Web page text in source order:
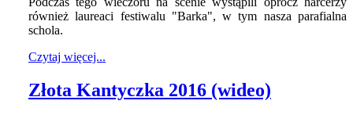
również laureaci festiwalu "Barka", w tym nasza parafialna
schola.
Czytaj więcej...
Złota Kantyczka 2016 (wideo)